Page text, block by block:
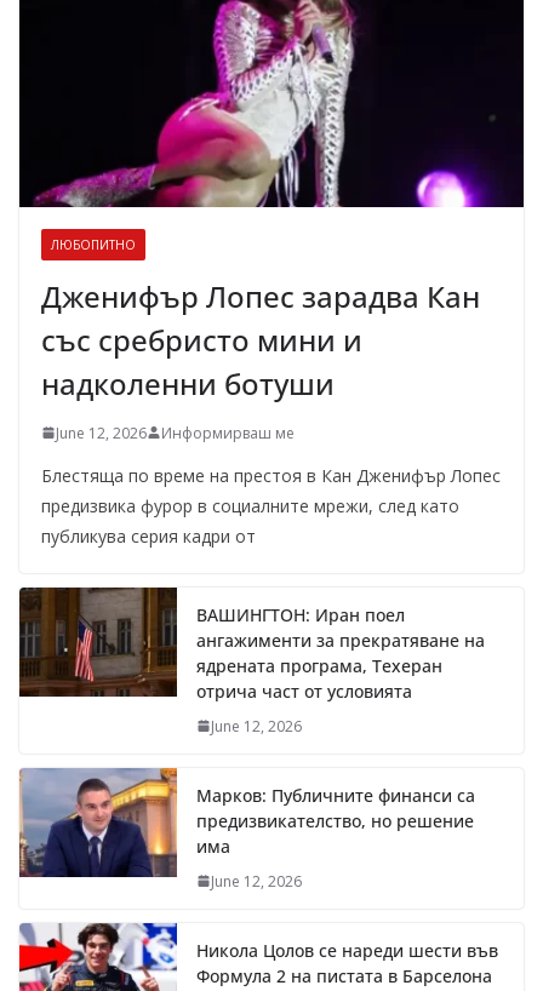
ЛЮБОПИТНО
Дженифър Лопес зарадва Кан
със сребристо мини и
надколенни ботуши
June 12, 2026 Информирваш ме
Блестяща по време на престоя в Кан Дженифър Лопес
предизвика фурор в социалните мрежи, след като
публикува серия кадри от
ВАШИНГТОН: Иран поел
ангажименти за прекратяване на
ядрената програма, Техеран
отрича част от условията
June 12, 2026
Марков: Публичните финанси са
предизвикателство, но решение
има
June 12, 2026
Никола Цолов се нареди шести във
Формула 2 на пистата в Барселона